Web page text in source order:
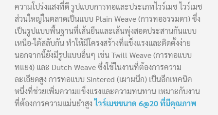
ความโปร่งแสงที่ดี รูปแบบการทอและประเภทไวร์เมช ไวร์เมช
ส่วนใหญ่ในตลาดเป็นแบบ Plain Weave (การทอธรรมดา) ซึ่ง
เป็นรูปแบบพื้นฐานที่เส้นยืนและเส้นพุ่งสอดประสานกันแบบ
เหนือ-ใต้สลับกัน ทำให้มีโครงสร้างที่แข็งแรงและติดตั้งง่าย
นอกจากนี้ยังมีรูปแบบอื่นๆ เช่น Twill Weave (การทอแบบ
ทแยง) และ Dutch Weave ซึ่งใช้ในงานที่ต้องการความ
ละเอียดสูง การทอแบบ Sintered (เผาผนึก) เป็นอีกเทคนิค
หนึ่งที่ช่วยเพิ่มความแข็งแรงและความทนทาน เหมาะกับงาน
ที่ต้องการความแม่นยำสูงไวร์เมชขนาด 6@20 ที่มีคุณภาพ